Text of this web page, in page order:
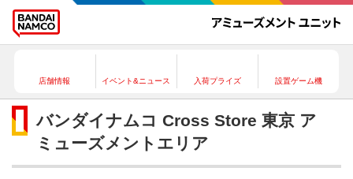
店舗情報 イベント&ニュース 入荷プライズ 設置ゲーム機
バンダイナムコ Cross Store 東京 ア
ミューズメントエリア